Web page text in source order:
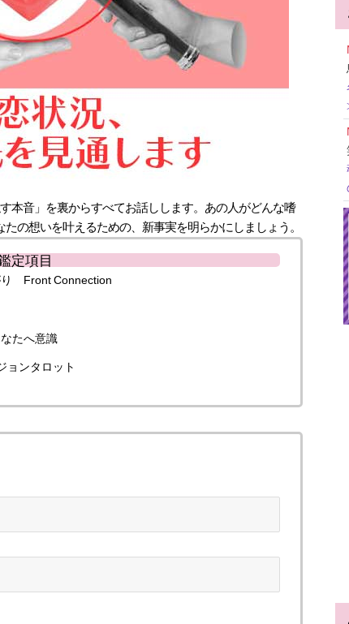
本音」を裏からすべてお話しします。あの人がどんな嗜
の想いを叶えるための、新事実を明らかにしましょう。
定項目
り Front Connection
たへ意識
ョンタロット